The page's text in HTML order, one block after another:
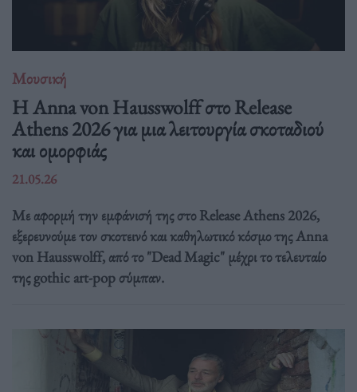
Μουσική
Η Anna von Hausswolff στο Release
Athens 2026 για μια λειτουργία σκοταδιού
και ομορφιάς
21.05.26
Με αφορμή την εμφάνισή της στο Release Athens 2026,
εξερευνούμε τον σκοτεινό και καθηλωτικό κόσμο της Anna
von Hausswolff, από το "Dead Magic" μέχρι το τελευταίο
της gothic art-pop σύμπαν.